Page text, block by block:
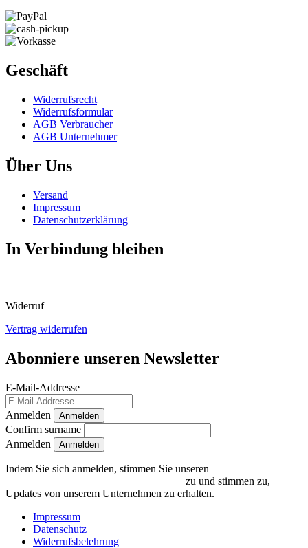
Geschäft
Widerrufs­recht
Widerrufs­formular
AGB Verbraucher
AGB Unternehmer
Über Uns
Versand
Impressum
Daten­schutz­erklärung
In Verbindung bleiben
Widerruf
Vertrag widerrufen
Abonniere unseren Newsletter
E-Mail-Addresse
Anmelden Anmelden
Confirm surname
Anmelden
Indem Sie sich anmelden, stimmen Sie unseren
zu und stimmen zu,
Updates von unserem Unternehmen zu erhalten.
Impressum
Datenschutz
Widerrufsbelehrung